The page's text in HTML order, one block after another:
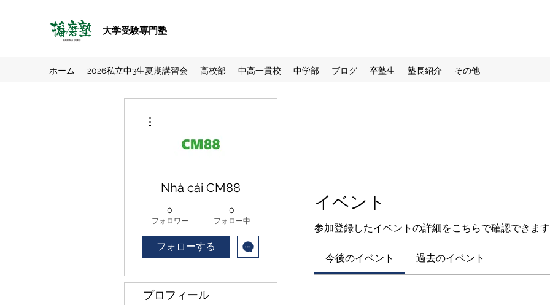
大学受験専門塾
ホーム 2026私立中3生夏期講習会 高校部 中高一貫校 中学部 ブログ 卒塾生 塾長紹介 その他
イベント
参加登録したイベントの詳細をこちらで確認できます
今後のイベント 過去のイベント
Nhà cái CM88
0
フォロワー
0
フォロー中
フォローする
プロフィール